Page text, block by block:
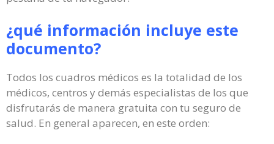
¿qué información incluye este
documento?
Todos los cuadros médicos es la totalidad de los
médicos, centros y demás especialistas de los que
disfrutarás de manera gratuita con tu seguro de
salud. En general aparecen, en este orden: